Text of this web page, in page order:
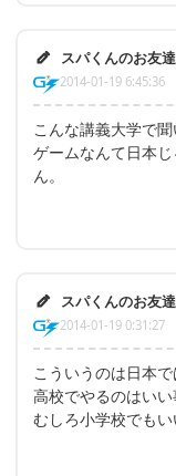
スパくんのお友達
2014-01-19 6:45:36
こんな講義大学で
ゲームなんて日本
ん。
スパくんのお友達
2014-01-19 0:31:27
こういうのは日本
高校でやるのはい
むしろ小学校でも